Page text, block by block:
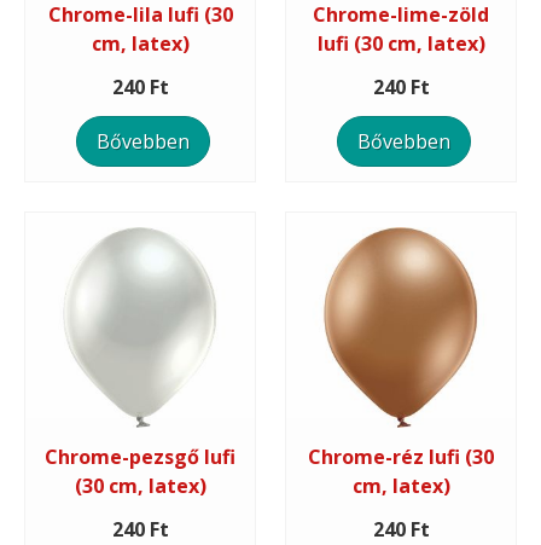
Chrome-lila lufi (30
cm, latex)
240 Ft
Bővebben
Chrome-lime-zöld
lufi (30 cm, latex)
240 Ft
Bővebben
Chrome-pezsgő lufi
(30 cm, latex)
240 Ft
Chrome-réz lufi (30
cm, latex)
240 Ft